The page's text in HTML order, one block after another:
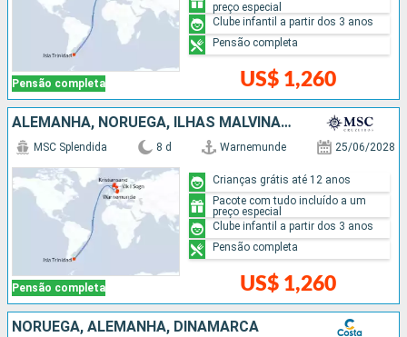
Pensão completa US$ 1,260
preço especial
Clube infantil a partir dos 3 anos
Pensão completa
ALEMANHA, NORUEGA, ILHAS MALVINAS, DINAMARCA
Pensão completa
MSC Splendida 8 d Warnemunde 25/06/2028
US$ 1,260
Crianças grátis até 12 anos
Pacote com tudo incluído a um
preço especial
Clube infantil a partir dos 3 anos
Pensão completa
NORUEGA, ALEMANHA, DINAMARCA